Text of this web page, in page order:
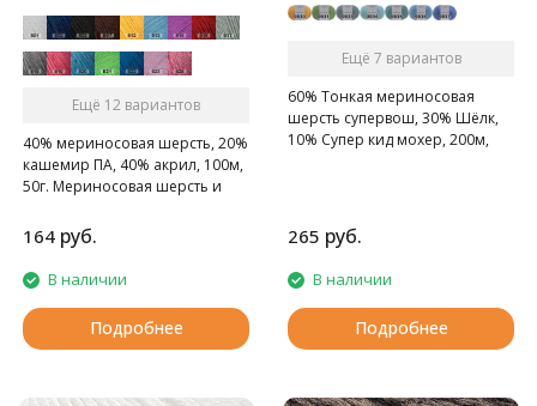
Ещё 12 вариантов
40% мериносовая шерсть, 20%
кашемир ПА, 40% акрил, 100м,
50г. Мериносовая шерсть и
сочетание для пряжи на
осенне-зимний сезон!
164 руб.
В наличии
Подробнее
Ещё 7 вариантов
60% Тонкая мериносовая
шерсть супервош, 30% Шёлк,
10% Супер кид мохер, 200м,
мохер и нежнейшая
мериносовая шерсть.
265 руб.
В наличии
Подробнее